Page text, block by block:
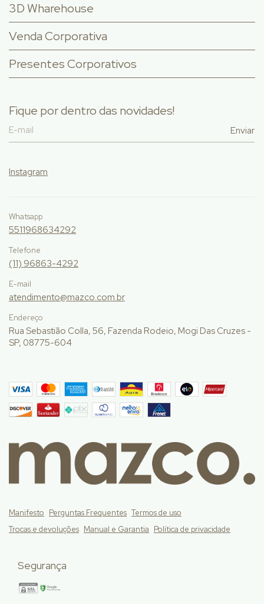
3D Wharehouse
Venda Corporativa
Presentes Corporativos
Fique por dentro das novidades!
Instagram
Whatsapp
5511968634292
Telefone
(11) 96863-4292
E-mail
atendimento@mazco.com.br
Endereço
Rua Sebastião Colla, 56, Fazenda Rodeio, Mogi Das Cruzes -
SP, 08775-604
Manifesto Perguntas Frequentes Termos de uso
Trocas e devoluções Manual e Garantia Política de privacidade
Segurança